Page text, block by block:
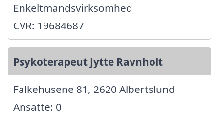
Enkeltmandsvirksomhed
CVR: 19684687
Psykoterapeut Jytte Ravnholt
Falkehusene 81, 2620 Albertslund
Ansatte: 0